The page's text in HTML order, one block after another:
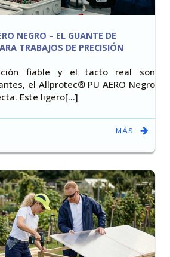
NEGRO – EL GUANTE DE
TRABAJOS DE PRECISIÓN
fiable y el tacto real son
el Allprotec® PU AERO Negro
Este ligero[…]
MÁS